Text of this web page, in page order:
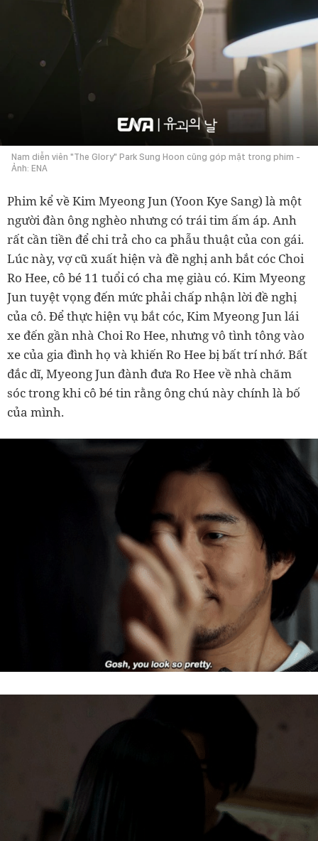
Nam diễn viên "The Glory" Park Sung Hoon cũng góp mặt trong phim -
Ảnh: ENA
Phim kể về Kim Myeong Jun (Yoon Kye Sang) là một
người đàn ông nghèo nhưng có trái tim ấm áp. Anh
rất cần tiền để chi trả cho ca phẫu thuật của con gái.
Lúc này, vợ cũ xuất hiện và đề nghị anh bắt cóc Choi
Ro Hee, cô bé 11 tuổi có cha mẹ giàu có. Kim Myeong
Jun tuyệt vọng đến mức phải chấp nhận lời đề nghị
của cô. Để thực hiện vụ bắt cóc, Kim Myeong Jun lái
xe đến gần nhà Choi Ro Hee, nhưng vô tình tông vào
xe của gia đình họ và khiến Ro Hee bị bất trí nhớ. Bất
đắc dĩ, Myeong Jun đành đưa Ro Hee về nhà chăm
sóc trong khi cô bé tin rằng ông chú này chính là bố
của mình.